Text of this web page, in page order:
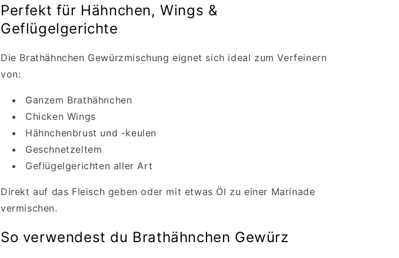
Perfekt für Hähnchen, Wings &
Geflügelgerichte
Die Brathähnchen Gewürzmischung eignet sich ideal zum Verfeinern
von:
Ganzem Brathähnchen
Chicken Wings
Hähnchenbrust und -keulen
Geschnetzeltem
Geflügelgerichten aller Art
Direkt auf das Fleisch geben oder mit etwas Öl zu einer Marinade
vermischen.
So verwendest du Brathähnchen Gewürz